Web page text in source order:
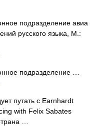
подразделение авиа
русского языка, М.:
подразделение …
путать с Earnhardt
with Felix Sabates
…